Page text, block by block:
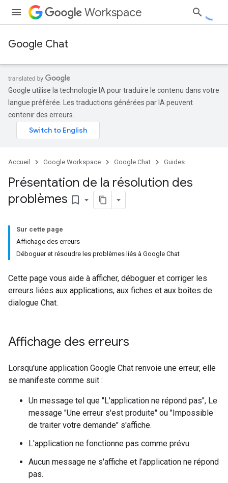
Workspace
Google Chat
Google utilise la technologie IA pour traduire le contenu dans votre
langue préférée. Les traductions générées par IA peuvent
contenir des erreurs.
Accueil Google Workspace Google Chat Guides
Présentation de la résolution des
problèmes bookmark_border
Sur cette page
Affichage des erreurs
Déboguer et résoudre les problèmes liés à Google Chat
Cette page vous aide à afficher, déboguer et corriger les
erreurs liées aux applications, aux fiches et aux boîtes de
dialogue Chat.
Affichage des erreurs
Lorsqu'une application Google Chat renvoie une erreur, elle
se manifeste comme suit :
Un message tel que "L'application ne répond pas", Le
message "Une erreur s'est produite" ou "Impossible
de traiter votre demande" s'affiche.
L'application ne fonctionne pas comme prévu.
Aucun message ne s'affiche et l'application ne répond
pas.